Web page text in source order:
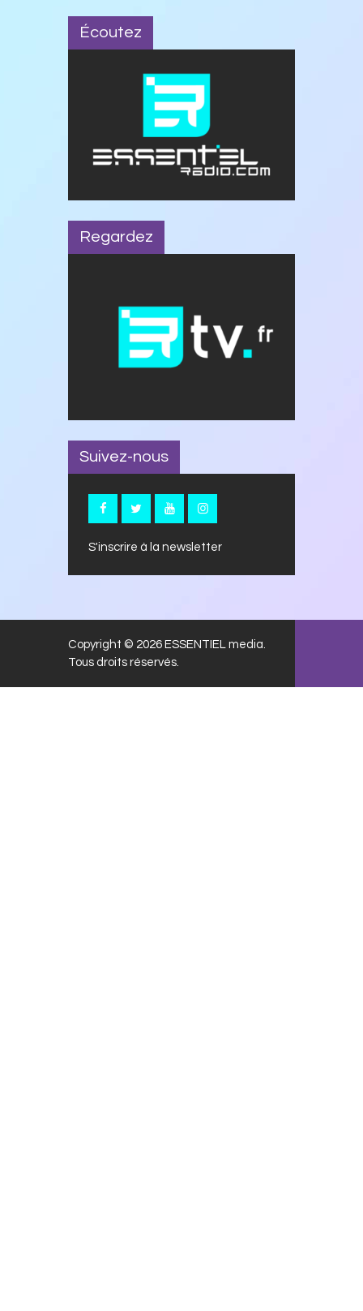
Écoutez
Regardez
Suivez-nous
S'inscrire à la newsletter
Copyright © 2026 ESSENTIEL media.
Tous droits réservés.